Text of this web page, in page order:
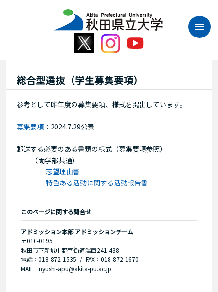
総合型選抜（学生募集要項）
参考として昨年度の募集要項、様式を掲出しています。
募集要項 ：2024.7.29公表
郵送する必要のある書類の様式（募集要項参照）
（両学部共通）
志望理由書
特色ある活動に関する活動報告書
このページに関する問合せ
アドミッション本部 アドミッションチーム
〒010-0195
秋田市下新城中野字街道端西241-438
電話：018-872-1535
FAX：018-872-1670
MAIL：nyushi-apu@akita-pu.ac.jp